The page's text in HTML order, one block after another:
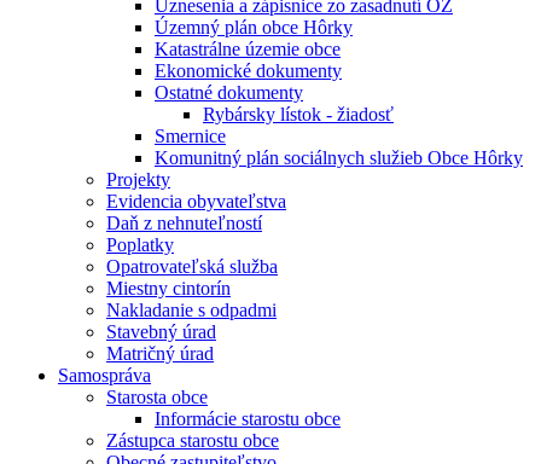
Uznesenia a zápisnice zo zasadnutí OZ
Územný plán obce Hôrky
Katastrálne územie obce
Ekonomické dokumenty
Ostatné dokumenty
Rybársky lístok - žiadosť
Smernice
Komunitný plán sociálnych služieb Obce Hôrky
Projekty
Evidencia obyvateľstva
Daň z nehnuteľností
Poplatky
Opatrovateľská služba
Miestny cintorín
Nakladanie s odpadmi
Stavebný úrad
Matričný úrad
Samospráva
Starosta obce
Informácie starostu obce
Zástupca starostu obce